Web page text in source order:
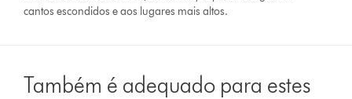
cantos escondidos e aos lugares mais altos.
Também é adequado para estes